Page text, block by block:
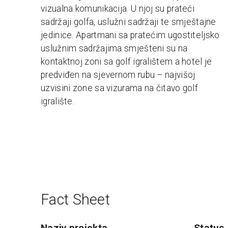
vizualna komunikacija. U njoj su prateći
sadržaji golfa, uslužni sadržaji te smještajne
jedinice. Apartmani sa pratećim ugostiteljsko
uslužnim sadržajima smješteni su na
kontaktnoj zoni sa golf igralištem a hotel je
predviđen na sjevernom rubu – najvišoj
uzvisini zone sa vizurama na čitavo golf
igralište.
Fact Sheet